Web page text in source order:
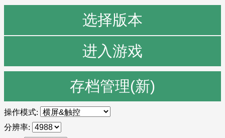
选择版本
进入游戏
存档管理(新)
操作模式:
分辨率: